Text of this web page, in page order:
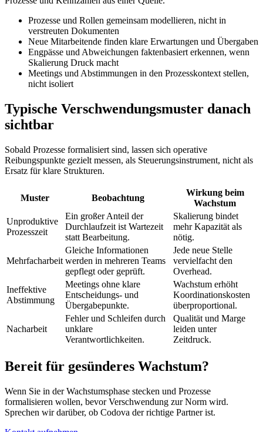
Prozesse und Rollen gemeinsam modellieren, nicht in
verstreuten Dokumenten
Neue Mitarbeitende finden klare Erwartungen und Übergaben
Engpässe und Abweichungen faktenbasiert erkennen, wenn
Skalierung Druck macht
Meetings und Abstimmungen in den Prozesskontext stellen,
nicht isoliert
Typische Verschwendungsmuster danach
sichtbar
Sobald Prozesse formalisiert sind, lassen sich operative
Reibungspunkte gezielt messen, als Steuerungsinstrument, nicht als
Ersatz für klare Strukturen.
Muster Beobachtung
Wirkung beim
Wachstum
Unproduktive
Prozesszeit
Ein großer Anteil der
Durchlaufzeit ist Wartezeit
statt Bearbeitung.
Skalierung bindet
mehr Kapazität als
nötig.
Mehrfacharbeit
Gleiche Informationen
werden in mehreren Teams
gepflegt oder geprüft.
Jede neue Stelle
vervielfacht den
Overhead.
Ineffektive
Abstimmung
Meetings ohne klare
Entscheidungs- und
Übergabepunkte.
Wachstum erhöht
Koordinationskosten
überproportional.
Nacharbeit
Fehler und Schleifen durch
unklare
Verantwortlichkeiten.
Qualität und Marge
leiden unter
Zeitdruck.
Bereit für gesünderes Wachstum?
Wenn Sie in der Wachstumsphase stecken und Prozesse
formalisieren wollen, bevor Verschwendung zur Norm wird.
Sprechen wir darüber, ob Codova der richtige Partner ist.